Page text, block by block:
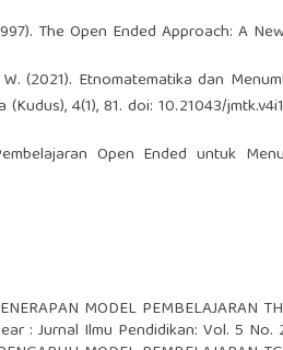
The Open Ended Approach: A
(2021). Etnomatematika dan
4(1), 81. doi: 10.21043/
Open Ended untuk
MODEL PEMBELAJARAN
: Jurnal Ilmu Pendidikan: Vol. 5